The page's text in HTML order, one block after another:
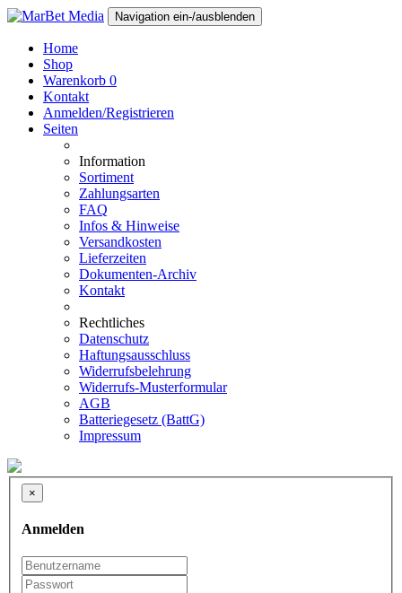
Navigation ein-/ausblenden
Home
Shop
Warenkorb 0
Kontakt
Anmelden/Registrieren
Seiten
Information
Sortiment
Zahlungsarten
FAQ
Infos & Hinweise
Versandkosten
Lieferzeiten
Dokumenten-Archiv
Kontakt
Rechtliches
Datenschutz
Haftungsausschluss
Widerrufsbelehrung
Widerrufs-Musterformular
AGB
Batteriegesetz (BattG)
Impressum
×
Anmelden